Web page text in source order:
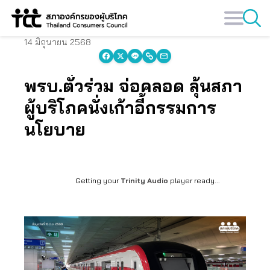
Skip
14 มิถุนายน 2568
พรบ.ตั๋วร่วม จ่อคลอด ลุ้นสภา
ผู้บริโภคนั่งเก้าอี้กรรมการ
นโยบาย
Getting your Trinity Audio player ready...